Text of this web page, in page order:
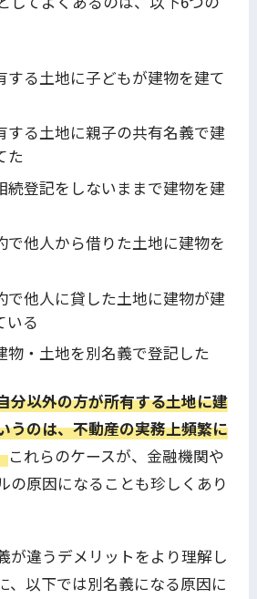
する土地に子どもが建物を建て
する土地に親子の共有名義で建
た
続登記をしないままで建物を建
で他人から借りた土地に建物を
で他人に貸した土地に建物が建
いる
物・土地を別名義で登記した
分以外の方が所有する土地に建
うのは、不動産の実務上頻繁に
これらのケースが、金融機関や
の原因になることも珍しくあり
が違うデメリットをより理解し
、以下では別名義になる原因に